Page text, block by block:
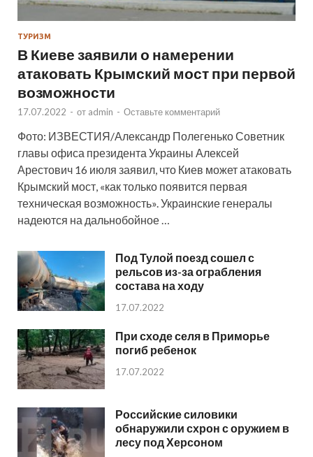
ТУРИЗМ
В Киеве заявили о намерении
атаковать Крымский мост при первой
возможности
17.07.2022 - от admin - Оставьте комментарий
Фото: ИЗВЕСТИЯ/Александр Полегенько Советник
главы офиса президента Украины Алексей
Арестович 16 июля заявил, что Киев может атаковать
Крымский мост, «как только появится первая
техническая возможность». Украинские генералы
надеются на дальнобойное …
Под Тулой поезд сошел с
рельсов из-за ограбления
состава на ходу
17.07.2022
При сходе селя в Приморье
погиб ребенок
17.07.2022
Российские силовики
обнаружили схрон с оружием в
лесу под Херсоном